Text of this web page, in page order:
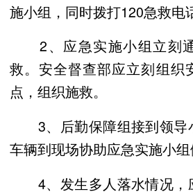
施小组，同时拨打120急救电
2、应急实施小组立刻
救。安全督查部应立刻组织
点，组织施救。
3、后勤保障组接到领导
车辆到现场协助应急实施小组
4、发生多人落水情况，